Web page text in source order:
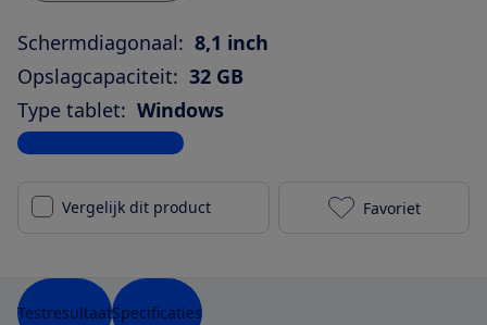
Schermdiagonaal: 8,1 inch
Opslagcapaciteit: 32 GB
Type tablet: Windows
Bekijk alle specificaties
Vergelijk dit product Acer Iconia
Favoriet
TestresultaatSpecificaties